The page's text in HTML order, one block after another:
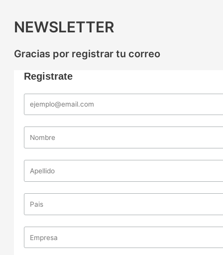
NEWSLETTER
Gracias por registrar tu correo
Registrate